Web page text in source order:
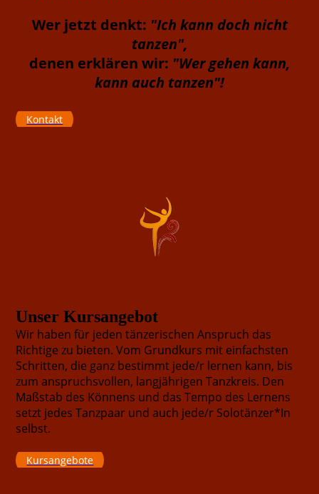
Wer jetzt denkt: "Ich kann doch nicht
tanzen",
denen erklären wir: "Wer gehen kann,
kann auch tanzen"!
Kontakt
Unser Kursangebot
Wir haben für jeden tänzerischen Anspruch das
Richtige zu bieten. Vom Grundkurs mit einfachsten
Schritten, die ganz bestimmt jede/r lernen kann, bis
zum anspruchsvollen, langjährigen Tanz­kreis. Den
Maßstab des Könnens und das Tempo des Lernens
setzt jedes Tanz­paar und auch jede/r Solotänzer*In
selbst.
Kursangebote